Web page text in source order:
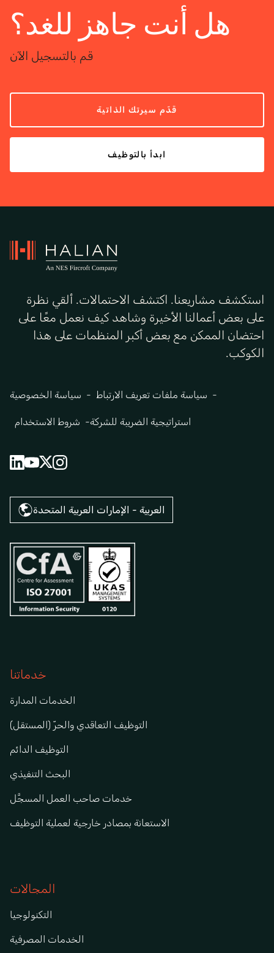
هل أنت جاهز للغد؟
قم بالتسجيل الآن
قدّم سيرتك الذاتية
ابدأ بالتوظيف
استكشف مشاريعنا. اكتشف الاحتمالات. ألقي نظرة
على بعض أعمالنا الأخيرة وشاهد كيف نعمل معًا على
احتضان الممكن مع بعض أكبر المنظمات على هذا
الكوكب.
سياسة الخصوصية سياسة ملفات تعريف الارتباط
شروط الاستخدام استراتيجية الضريبة للشركة
العربية - الإمارات العربية المتحدة
خدماتنا
الخدمات المدارة
التوظيف التعاقدي والحرّ (المستقل)
التوظيف الدائم
البحث التنفيذي
خدمات صاحب العمل المسجَّل
الاستعانة بمصادر خارجية لعملية التوظيف
المجالات
التكنولوجيا
الخدمات المصرفية